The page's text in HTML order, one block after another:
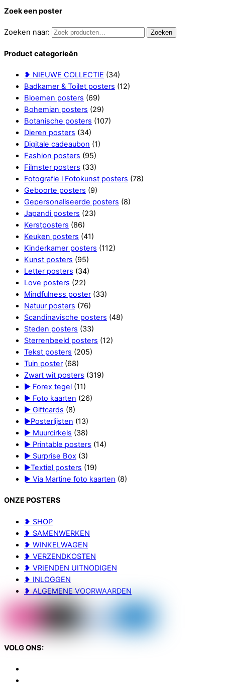
Zoek een poster
Zoeken naar: Zoeken
Product categorieën
❥ NIEUWE COLLECTIE (34)
Badkamer & Toilet posters (12)
Bloemen posters (69)
Bohemian posters (29)
Botanische posters (107)
Dieren posters (34)
Digitale cadeaubon (1)
Fashion posters (95)
Filmster posters (33)
Fotografie l Fotokunst posters (78)
Geboorte posters (9)
Gepersonaliseerde posters (8)
Japandi posters (23)
Kerstposters (86)
Keuken posters (41)
Kinderkamer posters (112)
Kunst posters (95)
Letter posters (34)
Love posters (22)
Mindfulness poster (33)
Natuur posters (76)
Scandinavische posters (48)
Steden posters (33)
Sterrenbeeld posters (12)
Tekst posters (205)
Tuin poster (68)
Zwart wit posters (319)
► Forex tegel (11)
► Foto kaarten (26)
► Giftcards (8)
►Posterlijsten (13)
► Muurcirkels (38)
► Printable posters (14)
► Surprise Box (3)
►Textiel posters (19)
► Via Martine foto kaarten (8)
ONZE POSTERS
❥ SHOP
❥ SAMENWERKEN
❥ WINKELWAGEN
❥ VERZENDKOSTEN
❥ VRIENDEN UITNODIGEN
❥ INLOGGEN
❥ ALGEMENE VOORWAARDEN
VOLG ONS: